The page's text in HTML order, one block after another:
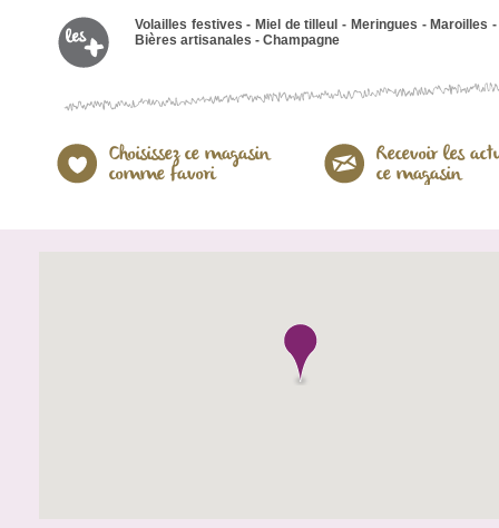
Volailles festives - Miel de tilleul - Meringues - Maroilles
Bières artisanales - Champagne